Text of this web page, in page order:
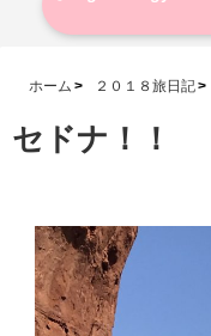
ホーム ２０１８旅日記
セドナ！！